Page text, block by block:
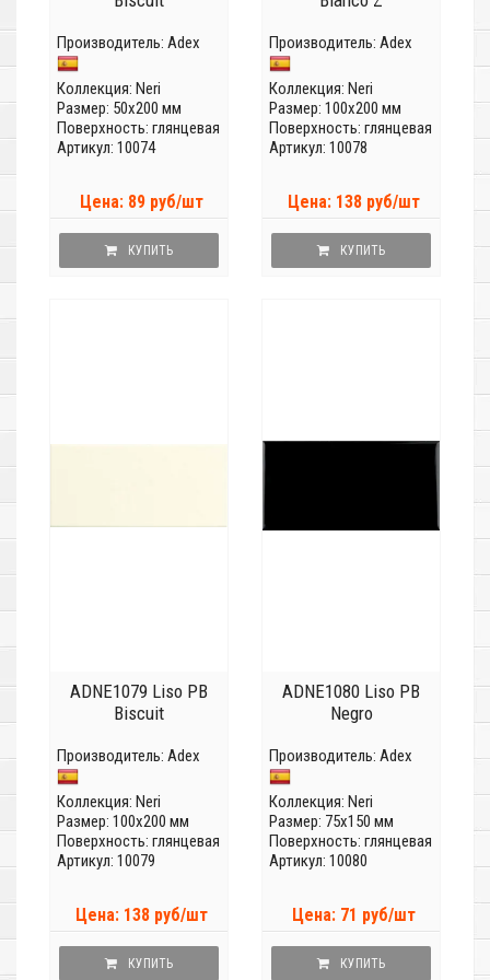
Производитель: Adex
Коллекция: Neri
Размер: 50x200 мм
Поверхность: глянцевая
Артикул: 10074
Цена: 89 руб/шт
КУПИТЬ
Производитель: Adex
Коллекция: Neri
Размер: 100x200 мм
Поверхность: глянцевая
Артикул: 10078
Цена: 138 руб/шт
КУПИТЬ
ADNE1079 Liso PB
Biscuit
Производитель: Adex
Коллекция: Neri
Размер: 100x200 мм
Поверхность: глянцевая
Артикул: 10079
Цена: 138 руб/шт
КУПИТЬ
ADNE1080 Liso PB
Negro
Производитель: Adex
Коллекция: Neri
Размер: 75x150 мм
Поверхность: глянцевая
Артикул: 10080
Цена: 71 руб/шт
КУПИТЬ